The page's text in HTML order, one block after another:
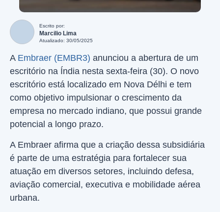
Escrito por:
Marcilio Lima
Atualizado: 30/05/2025
A Embraer (EMBR3) anunciou a abertura de um
escritório na Índia nesta sexta-feira (30). O novo
escritório está localizado em Nova Délhi e tem
como objetivo impulsionar o crescimento da
empresa no mercado indiano, que possui grande
potencial a longo prazo.
A Embraer afirma que a criação dessa subsidiária
é parte de uma estratégia para fortalecer sua
atuação em diversos setores, incluindo defesa,
aviação comercial, executiva e mobilidade aérea
urbana.